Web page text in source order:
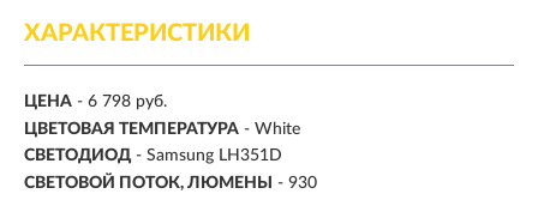
ХАРАКТЕРИСТИКИ
ЦЕНА - 6 798 руб.
ЦВЕТОВАЯ ТЕМПЕРАТУРА - White
СВЕТОДИОД - Samsung LH351D
СВЕТОВОЙ ПОТОК, ЛЮМЕНЫ
- 930